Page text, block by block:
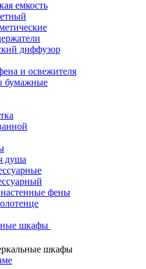
емкость
диффузор
и освежителя
бумажные
душа
фены
шкафы
шкафы